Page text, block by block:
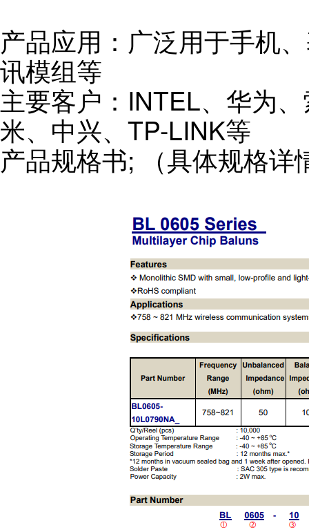
产品应用：广泛用于手机
讯模组等
主要客户：INTEL、华为
米、中兴、TP-LINK等
产品规格书; （具体规格详